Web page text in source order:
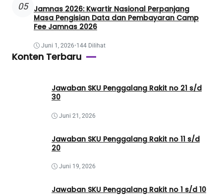
05
Jamnas 2026: Kwartir Nasional Perpanjang
Masa Pengisian Data dan Pembayaran Camp
Fee Jamnas 2026
Juni 1, 2026•144 Dilihat
Konten Terbaru
Jawaban SKU Penggalang Rakit no 21 s/d
30
Juni 21, 2026
Jawaban SKU Penggalang Rakit no 11 s/d
20
Juni 19, 2026
Jawaban SKU Penggalang Rakit no 1 s/d 10